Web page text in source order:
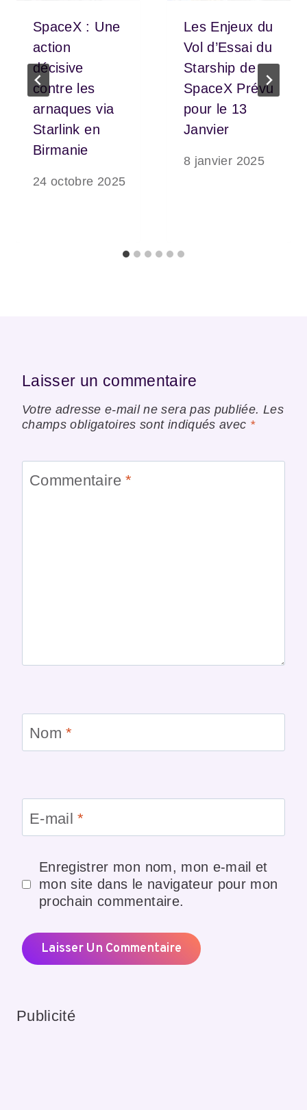
SpaceX : Une
action
décisive
contre les
arnaques via
Starlink en
Birmanie
24 octobre 2025
Les Enjeux du
Vol d’Essai du
Starship de
SpaceX Prévu
pour le 13
Janvier
8 janvier 2025
Laisser un commentaire
Votre adresse e-mail ne sera pas publiée. Les
champs obligatoires sont indiqués avec *
Commentaire*
Nom*
E-mail*
Enregistrer mon nom, mon e-mail et
mon site dans le navigateur pour mon
prochain commentaire.
Publicité